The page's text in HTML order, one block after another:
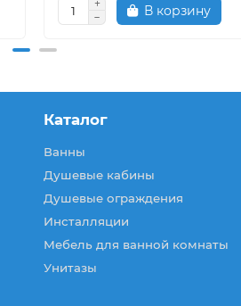
В корзину
Каталог
Ванны
Душевые кабины
Душевые ограждения
Инсталляции
Мебель для ванной комнаты
Унитазы